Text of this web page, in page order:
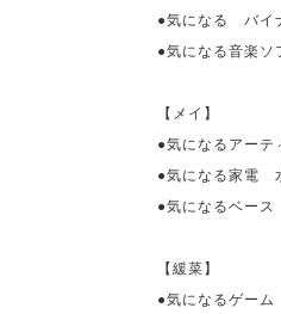
●気になる バイ
●気になる音楽
【メイ】
●気になるアー
●気になる家電
●気になるベース
【緩菜】
●気になるゲー